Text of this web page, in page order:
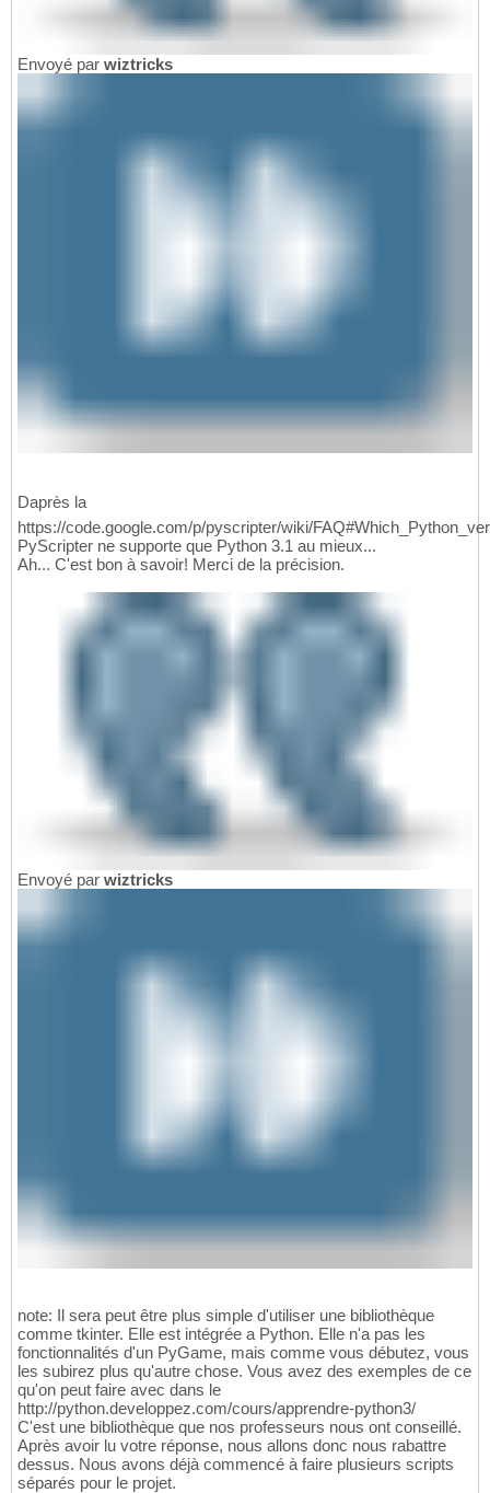
Envoyé par wiztricks
Daprès la
https://code.google.com/p/pyscripter/wiki/
PyScripter ne supporte que Python 3.1 au mieux...
Ah... C'est bon à savoir! Merci de la précision.
Envoyé par wiztricks
note: Il sera peut être plus simple d'utiliser une bibliothèque
comme tkinter. Elle est intégrée a Python. Elle n'a pas les
fonctionnalités d'un PyGame, mais comme vous débutez, vous
les subirez plus qu'autre chose. Vous avez des exemples de ce
qu'on peut faire avec dans le
http://python.developpez.com/cours/apprendre-python3/
C'est une bibliothèque que nos professeurs nous ont conseillé.
Après avoir lu votre réponse, nous allons donc nous rabattre
dessus. Nous avons déjà commencé à faire plusieurs scripts
séparés pour le projet.